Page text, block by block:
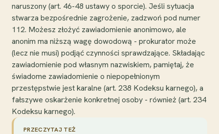
naruszony (art. 46-48 ustawy o sporcie). Jeśli sytuacja
stwarza bezpośrednie zagrożenie, zadzwoń pod numer
112. Możesz złożyć zawiadomienie anonimowo, ale
anonim ma niższą wagę dowodową - prokurator może
(lecz nie musi) podjąć czynności sprawdzające. Składając
zawiadomienie pod własnym nazwiskiem, pamiętaj, że
świadome zawiadomienie o niepopełnionym
przestępstwie jest karalne (art. 238 Kodeksu karnego), a
fałszywe oskarżenie konkretnej osoby - również (art. 234
Kodeksu karnego).
PRZECZYTAJ TEŻ